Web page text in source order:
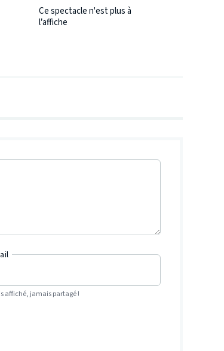
Ce spectacle n'est plus à
l’affiche
affiché, jamais partagé !